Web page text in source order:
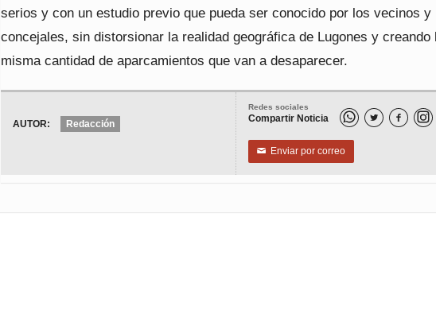
serios y con un estudio previo que pueda ser conocido por los vecinos y
concejales, sin distorsionar la realidad geográfica de Lugones y creando
misma cantidad de aparcamientos que van a desaparecer.
Redes sociales
Compartir Noticia  
✉ Enviar por correo
AUTOR: Redacción